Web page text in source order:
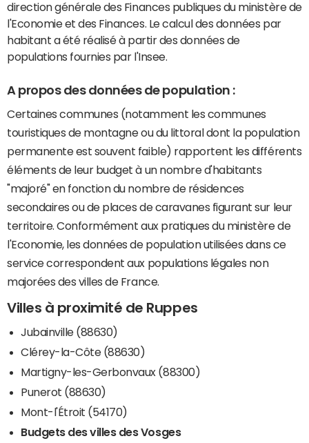
direction générale des Finances publiques du ministère de
l'Economie et des Finances. Le calcul des données par
habitant a été réalisé à partir des données de
populations fournies par l'Insee.
A propos des données de population :
Certaines communes (notamment les communes
touristiques de montagne ou du littoral dont la population
permanente est souvent faible) rapportent les différents
éléments de leur budget à un nombre d'habitants
"majoré" en fonction du nombre de résidences
secondaires ou de places de caravanes figurant sur leur
territoire. Conformément aux pratiques du ministère de
l'Economie, les données de population utilisées dans ce
service correspondent aux populations légales non
majorées des villes de France.
Villes à proximité de Ruppes
Jubainville (88630)
Clérey-la-Côte (88630)
Martigny-les-Gerbonvaux (88300)
Punerot (88630)
Mont-l'Étroit (54170)
Budgets des villes des Vosges